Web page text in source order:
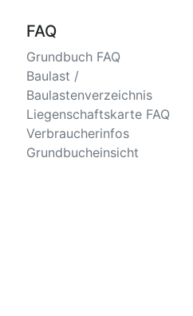
FAQ
Grundbuch FAQ
Baulast /
Baulastenverzeichnis
Liegenschaftskarte FAQ
Verbraucherinfos
Grundbucheinsicht